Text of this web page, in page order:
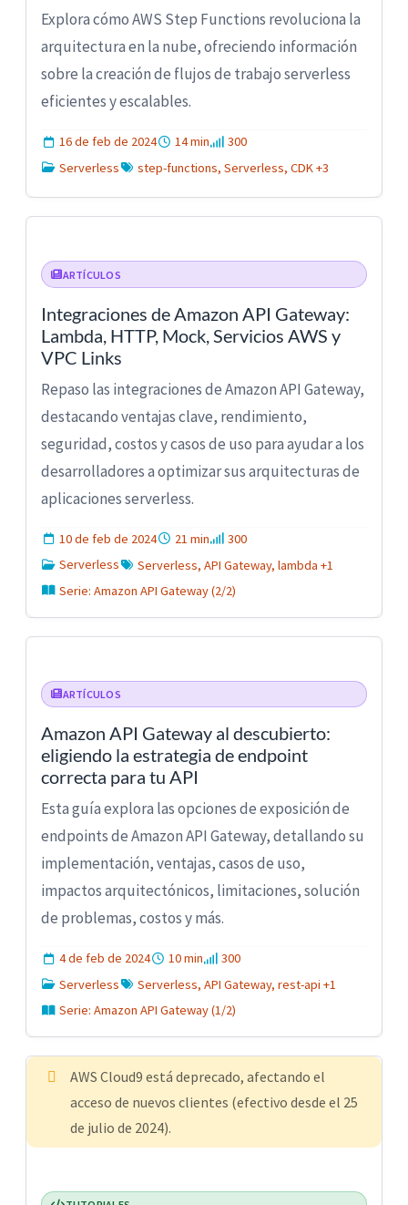
Explora cómo AWS Step Functions revoluciona la
arquitectura en la nube, ofreciendo información
sobre la creación de flujos de trabajo serverless
eficientes y escalables.
16 de feb de 2024 14 min
300
Serverless
step-functions, Serverless, CDK +3
ARTÍCULOS
Integraciones de Amazon API Gateway:
Lambda, HTTP, Mock, Servicios AWS y
VPC Links
Repaso las integraciones de Amazon API Gateway,
destacando ventajas clave, rendimiento,
seguridad, costos y casos de uso para ayudar a los
desarrolladores a optimizar sus arquitecturas de
aplicaciones serverless.
10 de feb de 2024 21 min
300
Serverless
Serverless, API Gateway, lambda +1
Serie: Amazon API Gateway (2/2)
ARTÍCULOS
Amazon API Gateway al descubierto:
eligiendo la estrategia de endpoint
correcta para tu API
Esta guía explora las opciones de exposición de
endpoints de Amazon API Gateway, detallando su
implementación, ventajas, casos de uso,
impactos arquitectónicos, limitaciones, solución
de problemas, costos y más.
4 de feb de 2024 10 min
300
Serverless
Serverless, API Gateway, rest-api +1
Serie: Amazon API Gateway (1/2)
AWS Cloud9 está deprecado, afectando el
acceso de nuevos clientes (efectivo desde el 25
de julio de 2024).